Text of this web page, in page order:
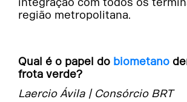
região metropolitana.
Qual é o papel do biometano
frota verde?
Laercio Ávila | Consórcio BRT